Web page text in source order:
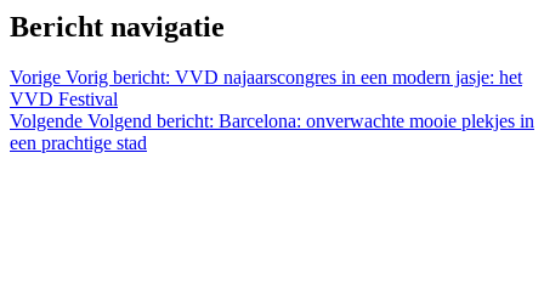
Bericht navigatie
Vorige Vorig bericht: VVD najaarscongres in een modern jasje: het
VVD Festival
Volgende Volgend bericht: Barcelona: onverwachte mooie plekjes in
een prachtige stad